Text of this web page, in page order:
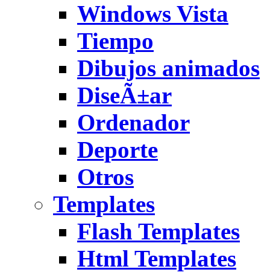
Windows Vista
Tiempo
Dibujos animados
DiseÃ±ar
Ordenador
Deporte
Otros
Templates
Flash Templates
Html Templates